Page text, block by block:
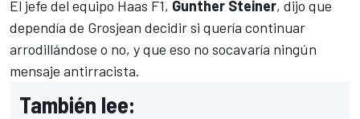
El jefe del equipo Haas F1, Gunther Steiner, dijo que
dependía de Grosjean decidir si quería continuar
arrodillándose o no, y que eso no socavaría ningún
mensaje antirracista.
También lee: